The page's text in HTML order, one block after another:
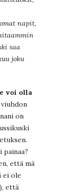
napit,
saa
joku
voi olla
on
että mä
ei ole
että